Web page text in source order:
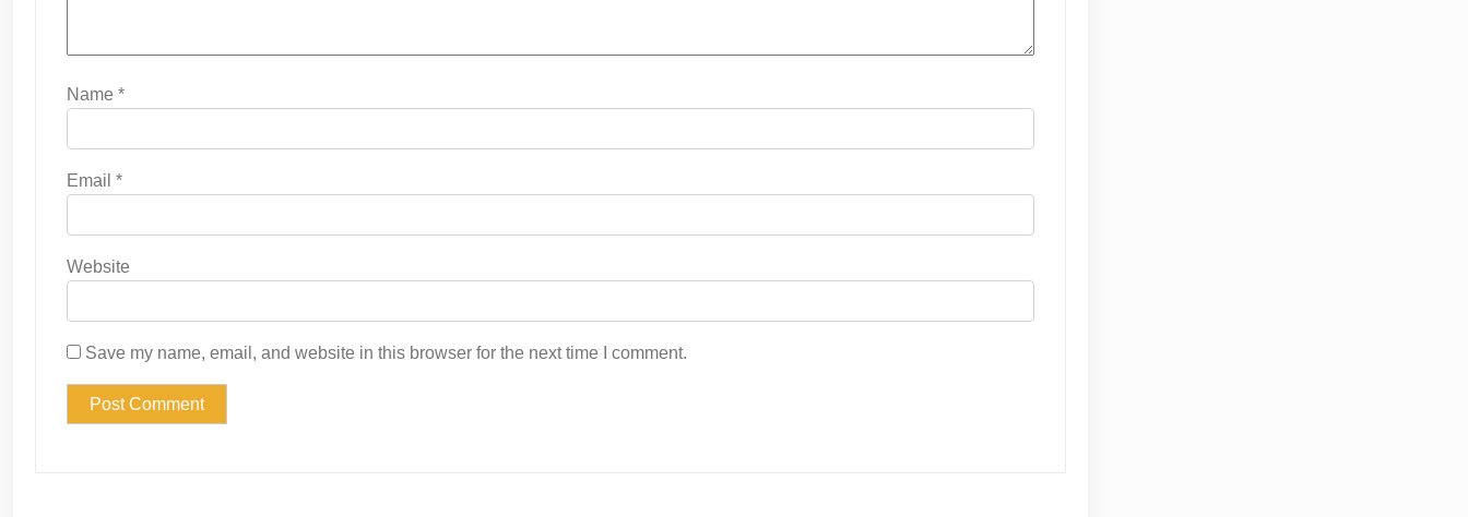
Name *
Email *
Website
Save my name, email, and website in this browser for the next time I comment.